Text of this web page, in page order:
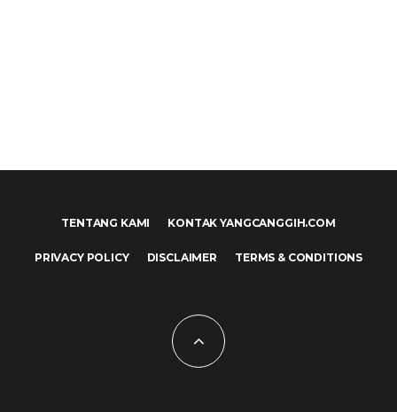
TENTANG KAMI KONTAK YANGCANGGIH.COM
PRIVACY POLICY DISCLAIMER TERMS & CONDITIONS